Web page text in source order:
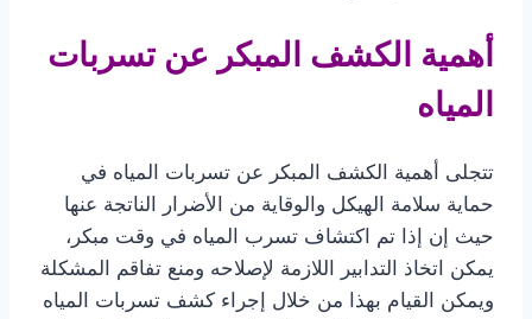
أهمية الكشف المبكر عن تسربات
المياه
تتجلى أهمية الكشف المبكر عن تسربات المياه في
حماية سلامة الهيكل والوقاية من الأضرار الناتجة عنها
حيث إن إذا تم اكتشاف تسرب المياه في وقت مبكر،
يمكن اتخاذ التدابير اللازمة لإصلاحه ومنع تفاقم المشكلة
ويمكن القيام بهذا من خلال إجراء كشف تسربات المياه